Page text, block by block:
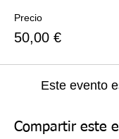
Precio
50,00 €
Este evento
Compartir este